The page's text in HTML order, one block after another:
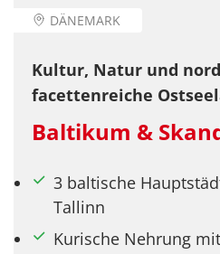
DÄNEMARK
Kultur, Natur und
facettenreiche
Baltikum &
3 baltische
Tallinn
Kurische Nehrung